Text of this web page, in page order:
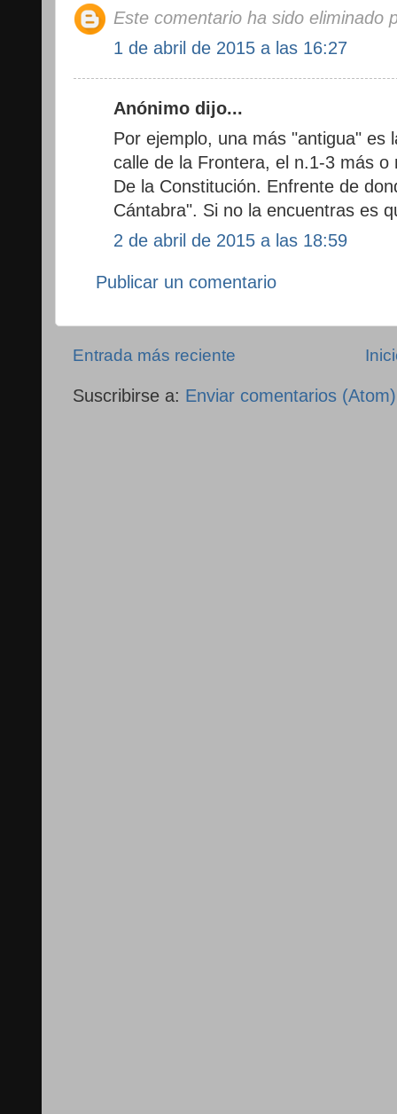
Este comentario ha sido eliminado
1 de abril de 2015 a las 16:27
Anónimo dijo...
Por ejemplo, una más "antigua" es
calle de la Frontera, el n.1-3 más
De la Constitución. Enfrente de
Cántabra". Si no la encuentras es
2 de abril de 2015 a las 18:59
Publicar un comentario
Entrada más reciente
Suscribirse a: Enviar comentarios (Atom)